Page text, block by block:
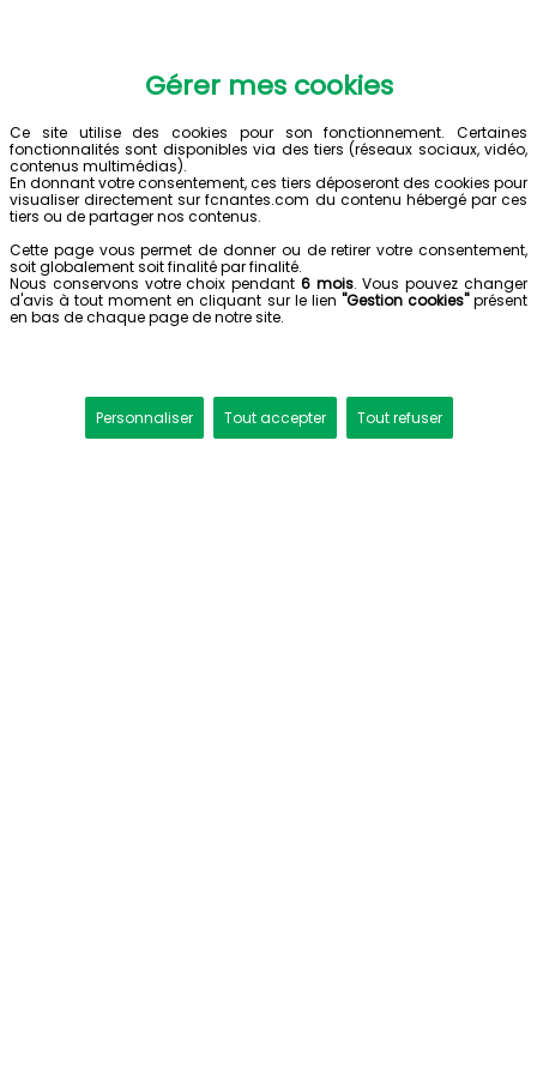
Gérer mes cookies
Ce site utilise des cookies pour son fonctionnement. Certaines
fonctionnalités sont disponibles via des tiers (réseaux sociaux, vidéo,
contenus multimédias).
En donnant votre consentement, ces tiers déposeront des cookies pour
visualiser directement sur fcnantes.com du contenu hébergé par ces
tiers ou de partager nos contenus.
Cette page vous permet de donner ou de retirer votre consentement,
soit globalement soit finalité par finalité.
Nous conservons votre choix pendant 6 mois. Vous pouvez changer
d'avis à tout moment en cliquant sur le lien "Gestion cookies"présent
en bas de chaque page de notre site.
Personnaliser Tout accepter Tout refuser